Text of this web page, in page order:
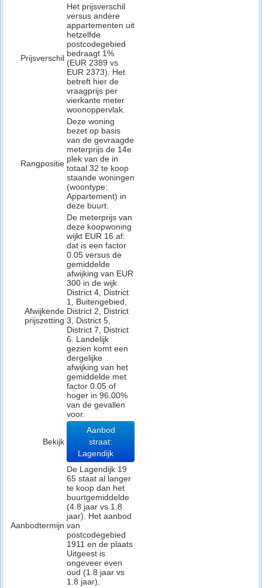
Prijsverschil
Het prijsverschil
versus andere
appartementen uit
hetzelfde
postcodegebied
bedraagt 1%
(EUR 2389 vs
EUR 2373). Het
betreft hier de
vraagprijs per
vierkante meter
woonoppervlak.
Rangpositie
Deze woning
bezet op basis
van de gevraagde
meterprijs de 14e
plek van de in
totaal 32 te koop
staande woningen
(woontype:
Appartement) in
deze buurt.
Afwijkende
prijszetting
De meterprijs van
deze koopwoning
wijkt EUR 16 af:
dat is een factor
0.05 versus de
gemiddelde
afwijking van EUR
300 in de wijk
District 4, District
1, Buitengebied,
District 2, District
3, District 5,
District 7, District
6. Landelijk
gezien komt een
dergelijke
afwijking van het
gemiddelde met
factor 0.05 of
hoger in 96.00%
van de gevallen
voor.
Bekijk
Aanbod
straat:
Lagendijk
Aanbodtermijn
De Lagendijk 19
65 staat al langer
te koop dan het
buurtgemiddelde
(4.8 jaar vs 1.8
jaar). Het aanbod
van
postcodegebied
1911 en de plaats
Uitgeest is
ongeveer even
oud (1.8 jaar vs
1.8 jaar).